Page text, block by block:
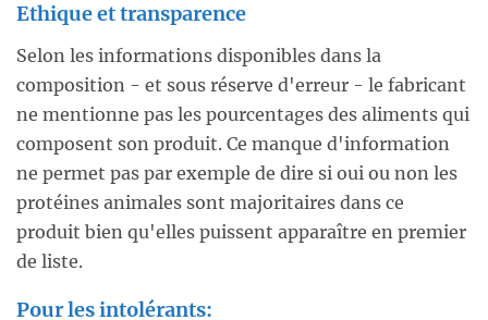
Ethique et transparence
Selon les informations disponibles dans la
composition - et sous réserve d'erreur - le fabricant
ne mentionne pas les pourcentages des aliments qui
composent son produit. Ce manque d'information
ne permet pas par exemple de dire si oui ou non les
protéines animales sont majoritaires dans ce
produit bien qu'elles puissent apparaître en premier
de liste.
Pour les intolérants: